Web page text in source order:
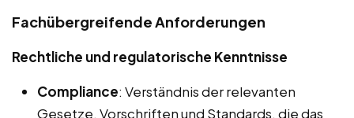
Fachübergreifende Anforderungen
Rechtliche und regulatorische Kenntnisse
Compliance: Verständnis der relevanten
Gesetze, Vorschriften und Standards, die das